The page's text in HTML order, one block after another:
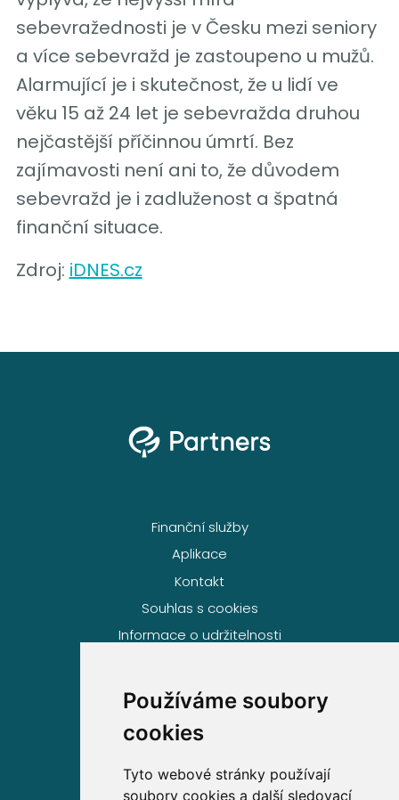
Používáme soubory
cookies
Tyto webové stránky používají
soubory cookies a další sledovací
sebevražednosti je v Česku mezi seniory
a více sebevražd je zastoupeno u mužů.
Alarmující je i skutečnost, že u lidí ve
věku 15 až 24 let je sebevražda druhou
nejčastější příčinnou úmrtí. Bez
zajímavosti není ani to, že důvodem
sebevražd je i zadluženost a špatná
finanční situace.
Zdroj: iDNES.cz
Finanční služby
Aplikace
Kontakt
Souhlas s cookies
Informace o udržitelnosti
Volejte zdarma na
800 63 63 63